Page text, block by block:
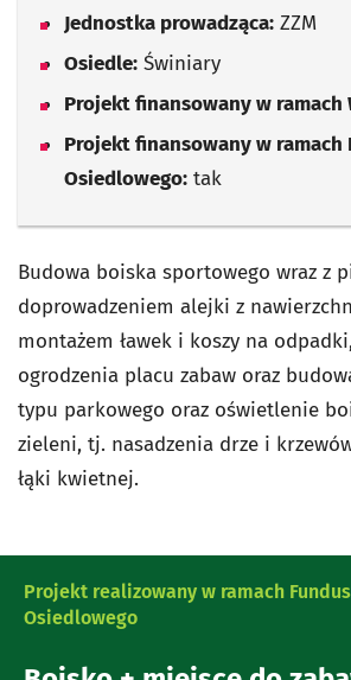
Jednostka prowadząca: ZZM
Osiedle: Świniary
Projekt finansowany w ramach
Projekt finansowany w ramach
Osiedlowego: tak
Budowa boiska sportowego wraz z
doprowadzeniem alejki z
montażem ławek i koszy na
ogrodzenia placu zabaw oraz
typu parkowego oraz oświetlenie
zieleni, tj. nasadzenia drze i
łąki kwietnej.
Projekt realizowany w ramach
Osiedlowego